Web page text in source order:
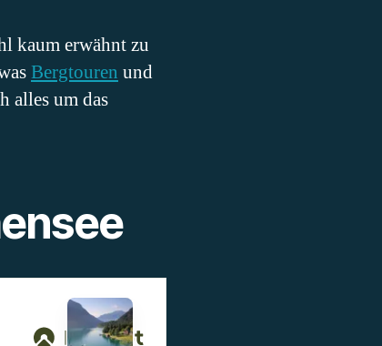
kaum erwähnt zu
Bergtouren und
alles um das